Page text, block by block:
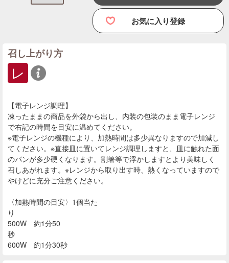
お気に入り登録
召し上がり方
レ
【電子レンジ調理】
凍ったままの商品を外袋から出し、内装の包装のまま電子レンジ
で右記の時間を目安に温めてください。
※電子レンジの機種により、加熱時間は多少異なりますので加減し
てください。※直接皿に置いてレンジ調理しますと、皿に触れた面
のパンが多少硬くなります。割箸等で浮かしますとより美味しく
召しあがれます。※レンジから取り出す時、熱くなっていますので
やけどに充分ご注意ください。
〈加熱時間の目安〉1個当た
り
500W 約1分50
600W 約1分30秒